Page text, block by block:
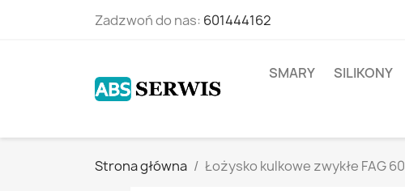
Zadzwoń do nas: 601444162
SMARY SILIKONY
Strona główna Łożysko kulkowe zwykłe FAG